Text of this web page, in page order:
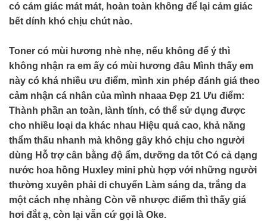
có cảm giác mát mát, hoàn toàn không để lại cảm giác
bết dính khó chịu chút nào.
Toner có mùi hương nhè nhẹ, nếu không để ý thì
không nhận ra em ấy có mùi hương đâu Mình thấy em
này có khá nhiều ưu điểm, mình xin phép đánh giá theo
cảm nhận cá nhân của mình nhaaa Đẹp 21 Ưu điểm:
Thành phần an toàn, lành tính, có thể sử dụng được
cho nhiều loại da khác nhau Hiệu quả cao, khả năng
thẩm thấu nhanh mà không gây khó chịu cho người
dùng Hỗ trợ cân bằng độ ẩm, dưỡng da tốt Có cả dạng
nước hoa hồng Huxley mini phù hợp với những người
thường xuyên phải di chuyển Làm sáng da, trắng da
một cách nhẹ nhàng Còn về nhược điểm thì thấy giá
hơi đắt ạ, còn lại vẫn cứ gọi là Oke.